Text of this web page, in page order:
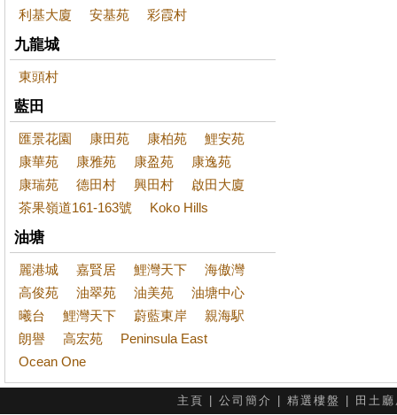
利基大廈 安基苑 彩霞村
九龍城
東頭村
藍田
匯景花園 康田苑 康柏苑
鯉安苑
康華苑
康雅苑 康盈苑
康逸苑
康瑞苑
德田村 興田村
啟田大廈
茶果嶺道161-163號
Koko Hills
油塘
麗港城 嘉賢居 鯉灣天下
海傲灣
高俊苑
油翠苑 油美苑
油塘中心
曦台
鯉灣天下 蔚藍東岸
親海駅
朗譽
高宏苑
Peninsula East
Ocean One
主頁 公司簡介 精選樓盤 田土